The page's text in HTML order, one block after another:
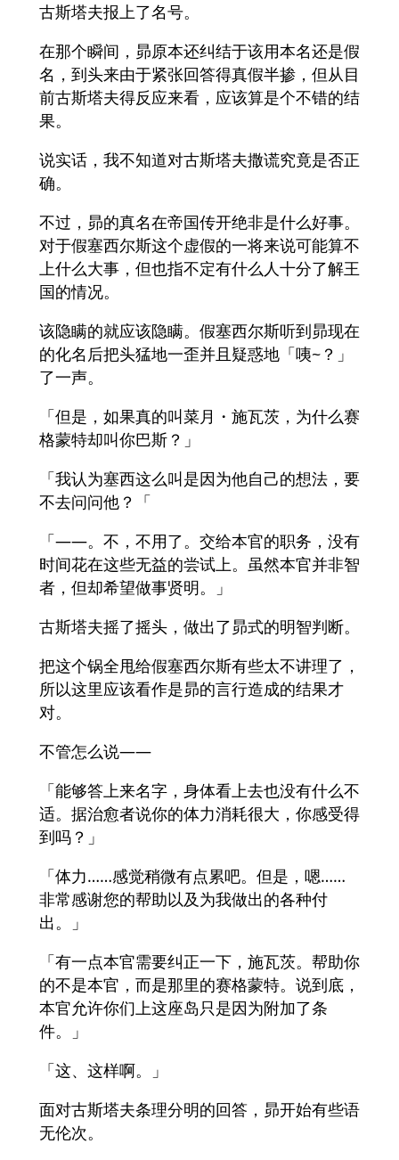
古斯塔夫报上了名号。
在那个瞬间，昴原本还纠结于该用本名还是假
名，到头来由于紧张回答得真假半掺，但从目
前古斯塔夫得反应来看，应该算是个不错的结
果。
说实话，我不知道对古斯塔夫撒谎究竟是否正
确。
不过，昴的真名在帝国传开绝非是什么好事。
对于假塞西尔斯这个虚假的一将来说可能算不
上什么大事，但也指不定有什么人十分了解王
国的情况。
该隐瞒的就应该隐瞒。假塞西尔斯听到昴现在
的化名后把头猛地一歪并且疑惑地「咦~？」
了一声。
「但是，如果真的叫菜月・施瓦茨，为什么赛
格蒙特却叫你巴斯？」
「我认为塞西这么叫是因为他自己的想法，要
不去问问他？「
「――。不，不用了。交给本官的职务，没有
时间花在这些无益的尝试上。虽然本官并非智
者，但却希望做事贤明。」
古斯塔夫摇了摇头，做出了昴式的明智判断。
把这个锅全甩给假塞西尔斯有些太不讲理了，
所以这里应该看作是昴的言行造成的结果才
对。
不管怎么说——
「能够答上来名字，身体看上去也没有什么不
适。据治愈者说你的体力消耗很大，你感受得
到吗？」
「体力……感觉稍微有点累吧。但是，嗯……
非常感谢您的帮助以及为我做出的各种付
出。」
「有一点本官需要纠正一下，施瓦茨。帮助你
的不是本官，而是那里的赛格蒙特。说到底，
本官允许你们上这座岛只是因为附加了条
件。」
「这、这样啊。」
面对古斯塔夫条理分明的回答，昴开始有些语
无伦次。